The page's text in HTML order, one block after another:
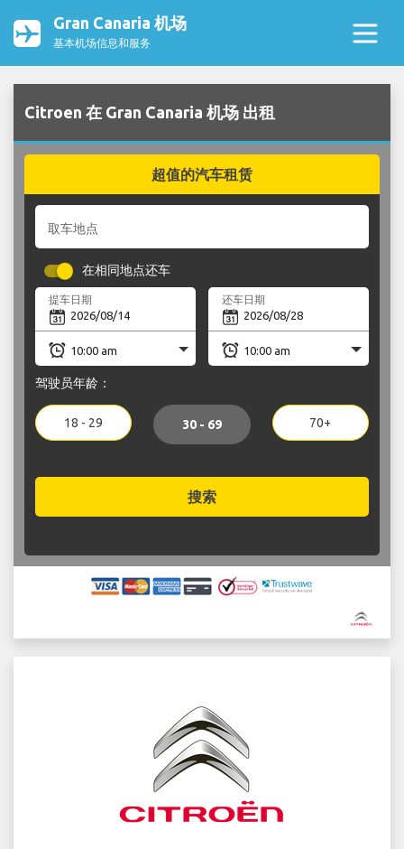
Gran Canaria 机场
基本机场信息和服务
Citroen 在 Gran Canaria 机场 出租
超值的汽车租赁
取车地点
在相同地点还车
提车日期 还车日期
驾驶员年龄：
18 - 29 30 - 69 70+
搜索